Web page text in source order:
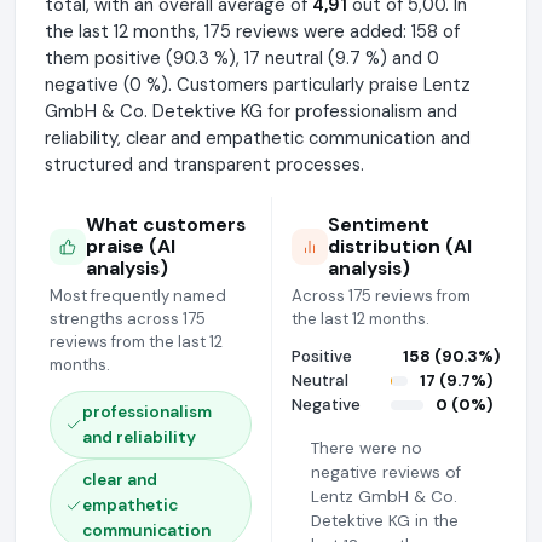
total, with an overall average of 4,91 out of 5,00. In
the last 12 months, 175 reviews were added: 158 of
them positive (90.3 %), 17 neutral (9.7 %) and 0
negative (0 %). Customers particularly praise Lentz
GmbH & Co. Detektive KG for professionalism and
reliability, clear and empathetic communication and
structured and transparent processes.
What customers
praise (AI
analysis)
Most frequently named
strengths across 175
reviews from the last 12
months.
professionalism
and reliability
clear and
empathetic
communication
Sentiment
distribution (AI
analysis)
Across 175 reviews from
the last 12 months.
Positive
158 (90.3%)
Neutral
17 (9.7%)
Negative
0 (0%)
There were no
negative reviews of
Lentz GmbH & Co.
Detektive KG in the